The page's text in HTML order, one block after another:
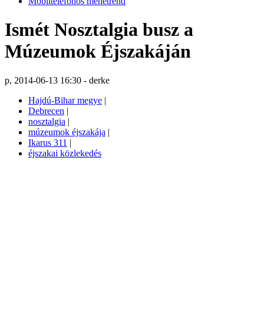
Ismét Nosztalgia busz a
Múzeumok Éjszakáján
p, 2014-06-13 16:30 - derke
Hajdú-Bihar megye |
Debrecen |
nosztalgia |
múzeumok éjszakája |
Ikarus 311 |
éjszakai közlekedés